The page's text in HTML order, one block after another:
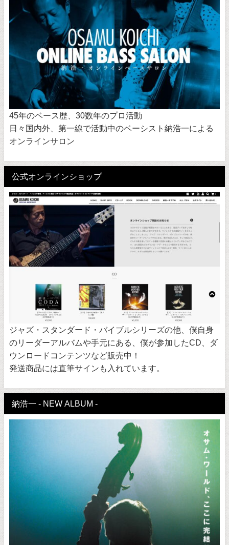
45年のベース歴、30数年のプロ活動
日々国内外、第一線で活動中のベーシスト納浩一による
オンラインサロン
公式オンラインショップ
ジャズ・スタンダード・バイブルシリーズの他、僕自身
のリーダーアルバムや手元にある、僕が参加したCD、ダ
ウンロードコンテンツなど販売中！
発送商品には直筆サインも入れています。
納浩一 - NEW ALBUM -